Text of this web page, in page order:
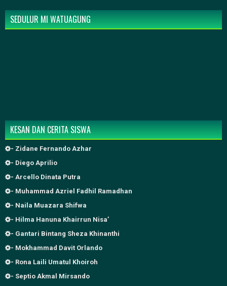
SEDULUR MI WATUAGUNG
KESAN DAN CERITA SISWA
- Zidane Fernando Azhar
- Diego Aprilio
- Arcello Dinata Putra
- Muhammad Azriel Fadhil Ramadhan
- Naila Muazara Shifwa
- Hilma Hanuna Khairrun Nisa’
- Gantari Bintang Sheza Khinanthi
- Mokhammad Davit Orlando
- Rona Laili Umatul Khoiroh
- Septio Akmal Mirsando